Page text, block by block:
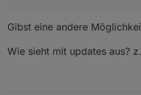
Gibst eine andere
Wie sieht mit updates aus?